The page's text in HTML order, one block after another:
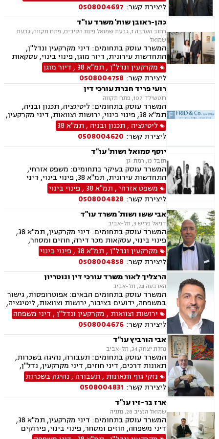
ליצירת קשר: 0508004697
כהן-ראובן שות' משרד עו"ד
רחוב הערבה 1, גבעת שמואל פינת הסיבים, פתח תקווה, גבעת
שמואל
המשרד עוסק בתחומים: דיני מקרקעין ונדל"ן,
התחדשות עירונית, דיור מוגן, פינוי בינוי, עסקאות
מכר דירה, פינוי מושכר, מגרשים לבניה, מיסוי
מקרקעין, דיני חוזים, דיני משפחה, ירושות וצוואות,
הסכמי ממון, עסקאות מתנה, ייפוי כוח מתמשך.
מקרקעין ונדל"ן, תמ"א 38 , דיור מוגן
ליצירת קשר: 0508004758
רועי פריד חברת עורכי דין
רוטשילד 107, פתח תקווה
המשרד עוסק בתחומים: ליטיגציה, תכנון ובניה,
תמ"א 38, פינוי בינוי, ירושות וצוואות, דיני מקרקעין,
נדל"ן, קבוצות רכישה, עסקאות מכר דירה.
ליטיגציה , תכנון ובניה , תמ"א 38
ליצירת קשר: 0508004620
יוסף סמואל ושות' עו"ד
תובל 13, רמת-גן
המשרד עוסק בעיקר בתחומים: משפט אזרחי,
התחדשות עירונית, תמ"א 38, פינוי בינוי, דיני
מקרקעין, מיסים, גילוי מרצון, דיני תאגידים, הפקעת
קרקעות, תכנון ובניה, דיור מוגן, ירושות וצוואות,
חוקתי ומנהלי, ליווי עסקי, ליטיגציה, ליקויי בנייה,
לשון הרע, מיסוי נדל"ן, מיסוי עירוני, מיסוי פלילי,
מסחר בינלאומי, נוטריון, דיני התיישנות, זכויות
יוצרים, נדל"ן, סדר דין אזרחי וראיות, עבירות מס
כלכליות, עסקאות מכר דירה, ערבויות ושטרות, פינוי
מושכר, קבוצות רכישה, רישוי עסקים, עריכת ייפוי
כוח מתמשך
משפט אזרחי , תמ"א 38 , פינוי בינוי
ליצירת קשר: 0508004828
אבי ששו ושות' משרד עו"ד
דניאל פריש 3, תל-אביב
המשרד עוסק בתחומים: דיני מקרקעין, תמ"א 38,
פינוי בינוי, עסקאות מכר דירה, חוזים ומסחר,
נוטריון, נדל"ן.
מקרקעין ונדל"ן, תמ"א 38 , פינוי בינוי
ליצירת קשר: 0508004858
הרצליך לאור משרד עורכי דין ונוטריון
הארבעה 24, תל-אביב
המשרד עוסק בתחומים הבאים: אפוטרופסות, גישור
במשפחה, ידועים בציבור, ירושות וצוואות, ליטיגציה,
ליקויי בנייה, מיסוי נדל"ן, עסקאות מכר דירה,
קבוצות רכישה, תכנון ובניה, דיני חוזים ומסחר, דיני
מקרקעין, דיני משפחה, אבהות , גירושין, דיור מוגן,
הורות חד מינית, מגרשים חקלאיים, מזונות,
קבוצות רכישה, הוצאה לפועל.
ירושות וצוואות , מקרקעין ונדל"ן, דיני משפחה
ליצירת קשר: 0508004676
אבי הורביץ עו"ד
נחלת יצחק 34, תל-אביב
המשרד עוסק בתחומים: תעבורה, נהיגה בשכרות,
תאונות דרכים, דיני חוזים, דיני מקרקעין, נדל"ן,
עסקאות מכר דירה, ליקויי בנייה, ירושות וצוואות,
דיור מוגן, נזיקין, דיני תאגידים, זכויות אדם, לשון
ובניה
נזקי גוף ותאונות , תעבורה , נהיגה בשכרות
ליצירת קשר: 0508004831
ארז בר-זיו עו"ד
שמואל הנציב 28, נתניה
המשרד עוסק בתחומים: דיני מקרקעין, תמ"א 38,
דיני משפחה, חוזים ומסחר, פינוי בינוי, פירוקים
והקפאות הליכים, תכנון ובניה, מזונות, לשון הרע,